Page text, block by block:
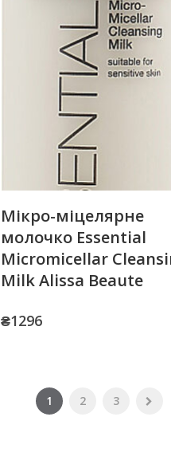
Мікро-міцелярне
молочко Essential
Micromicellar
Milk Alissa Beaute
₴1296
1 2 3